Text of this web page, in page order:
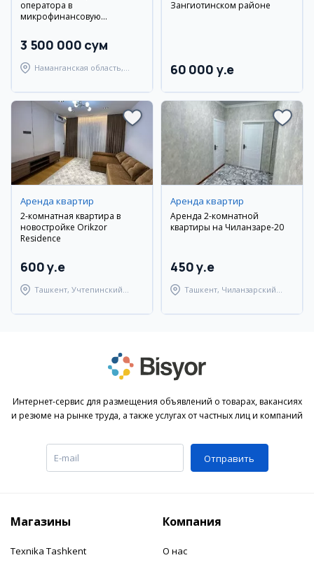
оператора в
микрофинансовую
3 500 000 сум
Наманганская область,
Зангиотинском районе
60 000 y.e
Аренда квартир
2-комнатная квартира в
новостройке Orikzor
Residence
600 y.e
Ташкент, Учтепинский
Аренда квартир
Аренда 2-комнатной
квартиры на Чиланзаре-20
450 y.e
Ташкент, Чиланзарский
Интернет-сервис для размещения объявлений о товарах, вакансиях
и резюме на рынке труда, а также услугах от частных лиц и компаний
Отправить
Магазины
Texnika Tashkent
Компания
О нас